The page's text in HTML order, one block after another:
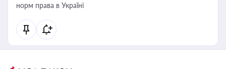
норм права в Україні